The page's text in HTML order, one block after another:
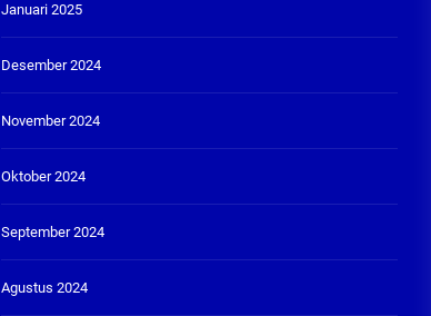
Januari 2025
Desember 2024
November 2024
Oktober 2024
September 2024
Agustus 2024